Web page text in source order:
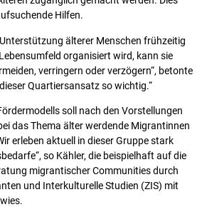
Hilfen.
Unterstützung älterer Menschen frühzeitig
organisiert wird, kann sie
verringern oder verzögern“, betonte
Quartiersansatz so wichtig.“
soll nach den Vorstellungen
das Thema älter werdende Migrantinnen
erleben aktuell in dieser Gruppe stark
so Kähler, die beispielhaft auf die
migrantischer Communities durch
und Interkulturelle Studien (ZIS) mit